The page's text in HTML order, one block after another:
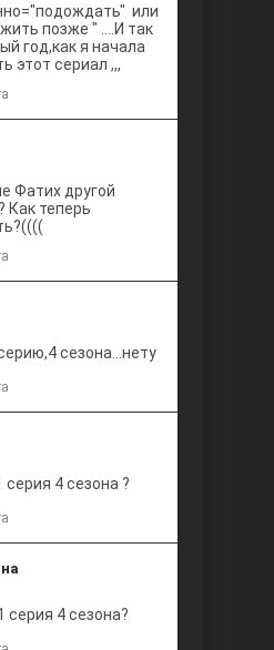
или
позже " ....И так
год,как я начала
этот сериал ,,,
Фатих другой
Как теперь
сезона...нету
серия 4 сезона ?
серия 4 сезона?